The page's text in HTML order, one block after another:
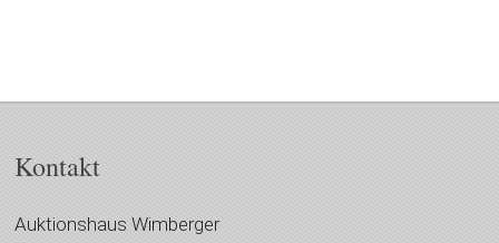
Kontakt
Auktionshaus Wimberger